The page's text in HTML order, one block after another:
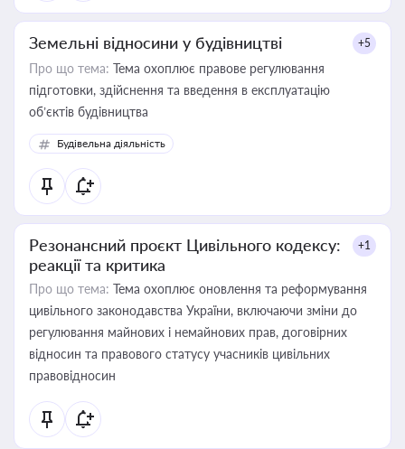
Земельні відносини у будівництві +5
Про що тема: Тема охоплює правове регулювання
підготовки, здійснення та введення в експлуатацію
об’єктів будівництва
Будівельна діяльність
Резонансний проєкт Цивільного кодексу:
реакції та критика
+1
Про що тема: Тема охоплює оновлення та реформування
цивільного законодавства України, включаючи зміни до
регулювання майнових і немайнових прав, договірних
відносин та правового статусу учасників цивільних
правовідносин